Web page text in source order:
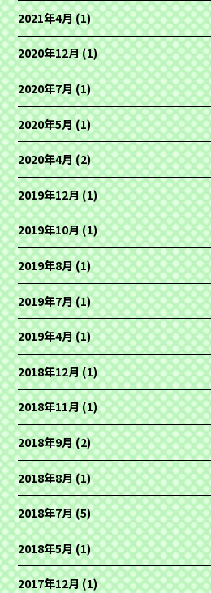
2021年4月(1)
2020年12月(1)
2020年7月(1)
2020年5月(1)
2020年4月(2)
2019年12月(1)
2019年10月(1)
2019年8月(1)
2019年7月(1)
2019年4月(1)
2018年12月(1)
2018年11月(1)
2018年9月(2)
2018年8月(1)
2018年7月(5)
2018年5月(1)
2017年12月(1)